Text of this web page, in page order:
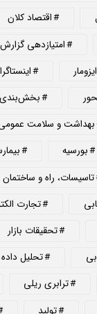
اقتصاد کلان
امتیازدهی
ایزومار
بخش‌بندی
بهداشت و سلامت
بورسیه
تاسیسات، راه و ساختمان
تجارت
تحقیقات بازار
تحلیل داده
ترابری ریلی
تولید